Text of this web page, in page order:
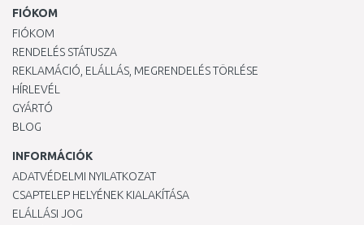
FIÓKOM
FIÓKOM
RENDELÉS STÁTUSZA
REKLAMÁCIÓ, ELÁLLÁS, MEGRENDELÉS TÖRLÉSE
HÍRLEVÉL
GYÁRTÓ
BLOG
INFORMÁCIÓK
ADATVÉDELMI NYILATKOZAT
CSAPTELEP HELYÉNEK KIALAKÍTÁSA
ELÁLLÁSI JOG